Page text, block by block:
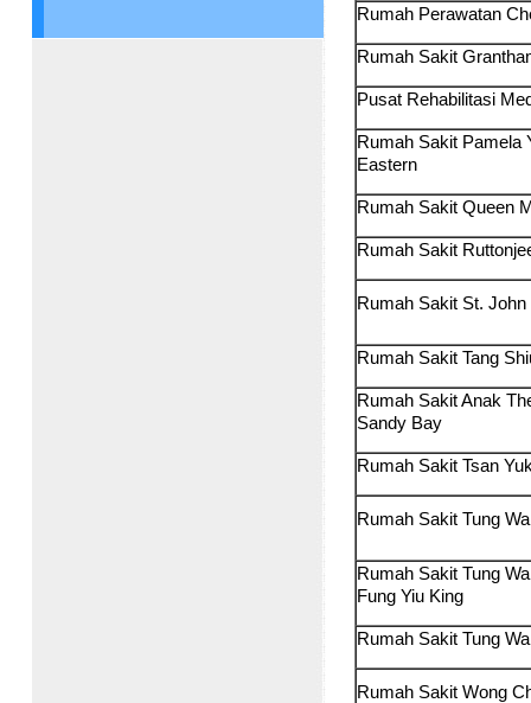
Rumah Perawatan
Rumah Sakit
Pusat Rehabilitasi
Rumah Sakit Pamela
Eastern
Rumah Sakit Queen
Rumah Sakit
Rumah Sakit St. John
Rumah Sakit Tang
Rumah Sakit Anak
Sandy Bay
Rumah Sakit Tsan
Rumah Sakit Tung
Rumah Sakit Tung
Fung Yiu King
Rumah Sakit Tung
Rumah Sakit Wong